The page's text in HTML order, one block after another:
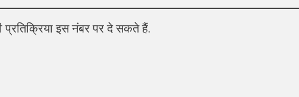
इस नंबर पर दे सकते हैं.